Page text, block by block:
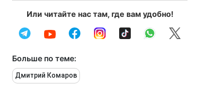
Или читайте нас там, где вам удобно!
Больше по теме:
Дмитрий Комаров